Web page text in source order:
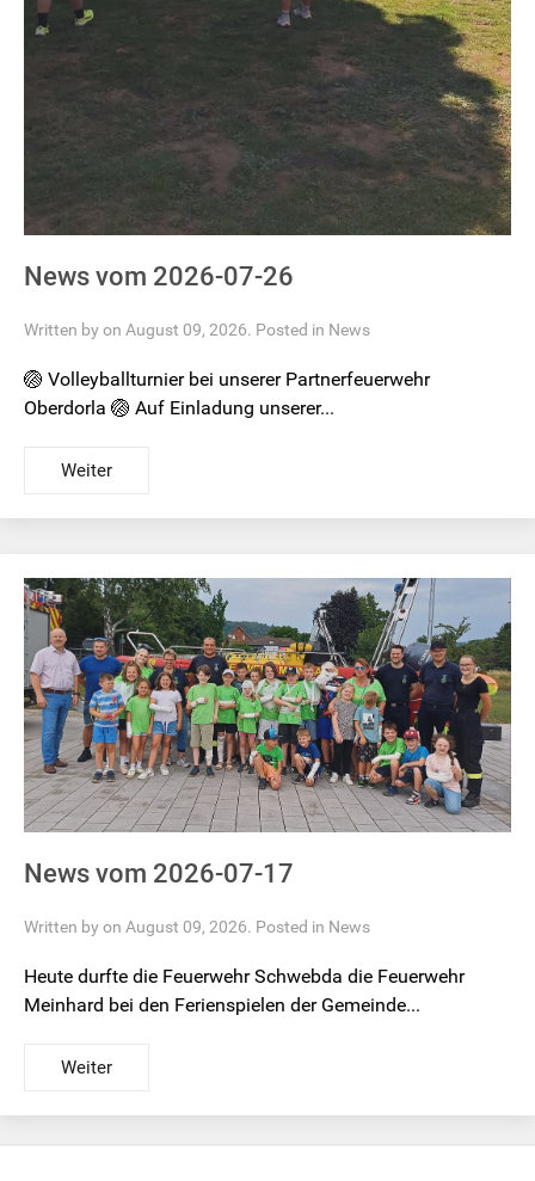
News vom 2026-07-26
Written by on August 09, 2026. Posted in News
🏐 Volleyballturnier bei unserer Partnerfeuerwehr
Oberdorla 🏐 Auf Einladung unserer...
Weiter
News vom 2026-07-17
Written by on August 09, 2026. Posted in News
Heute durfte die Feuerwehr Schwebda die Feuerwehr
Meinhard bei den Ferienspielen der Gemeinde...
Weiter